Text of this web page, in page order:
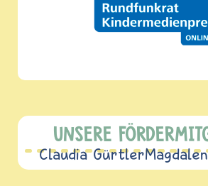
UNSERE
Claudia Gürtler